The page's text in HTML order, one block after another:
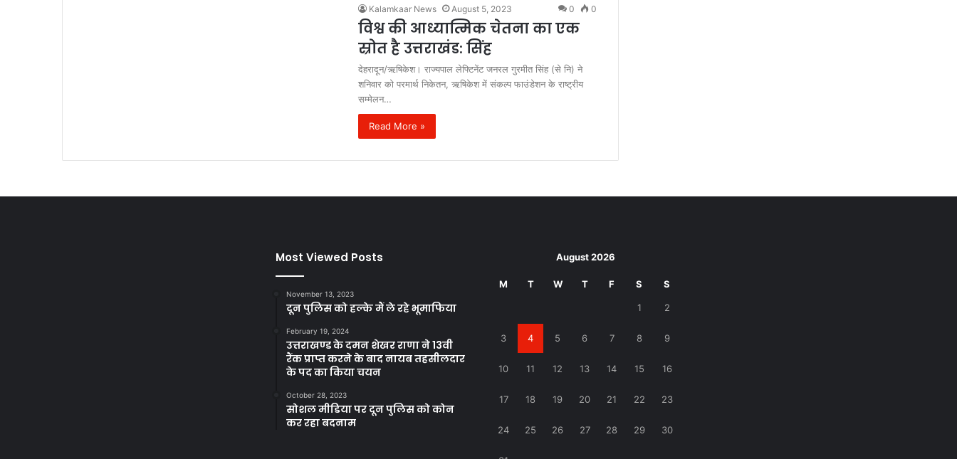
Kalamkaar News August 5, 2023 0 0
विश्व की आध्यात्मिक चेतना का एक
स्रोत है उत्तराखंड: सिंह
देहरादून/ऋषिकेश। राज्यपाल लेफ्टिनेंट जनरल गुरमीत सिंह (से नि) ने
शनिवार को परमार्थ निकेतन, ऋषिकेश में संकल्प फाउंडेशन के राष्ट्रीय
सम्मेलन…
Read More »
Most Viewed Posts
November 13, 2023
दून पुलिस को हल्के मैं ले रहे भूमाफिया
February 19, 2024
उत्तराखण्ड के दमन शेखर राणा ने 13वी
रैंक प्राप्त करने के बाद नायब तहसीलदार
के पद का किया चयन
October 28, 2023
सोशल मीडिया पर दून पुलिस को कोन
कर रहा बदनाम
August 2026
M T W T F S S
1 2
3 4 5 6 7 8 9
10 11 12 13 14 15 16
17 18 19 20 21 22 23
24 25 26 27 28 29 30